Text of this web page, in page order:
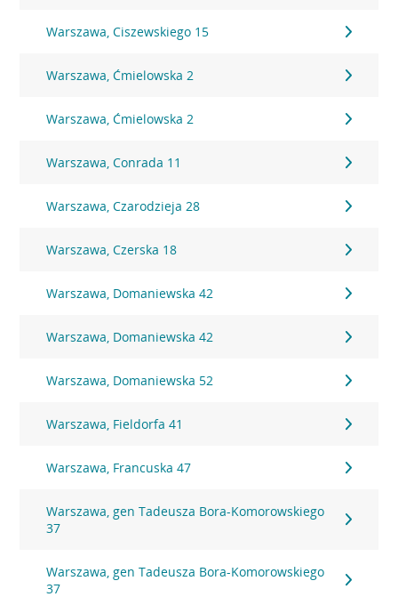
Warszawa, Ciszewskiego 15
Warszawa, Ćmielowska 2
Warszawa, Ćmielowska 2
Warszawa, Conrada 11
Warszawa, Czarodzieja 28
Warszawa, Czerska 18
Warszawa, Domaniewska 42
Warszawa, Domaniewska 42
Warszawa, Domaniewska 52
Warszawa, Fieldorfa 41
Warszawa, Francuska 47
Warszawa, gen Tadeusza Bora-Komorowskiego
37
Warszawa, gen Tadeusza Bora-Komorowskiego
37